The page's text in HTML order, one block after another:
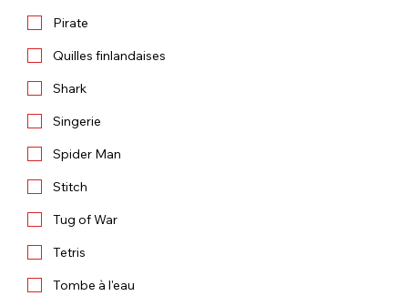
Pirate
Quilles finlandaises
Shark
Singerie
Spider Man
Stitch
Tug of War
Tetris
Tombe à l'eau